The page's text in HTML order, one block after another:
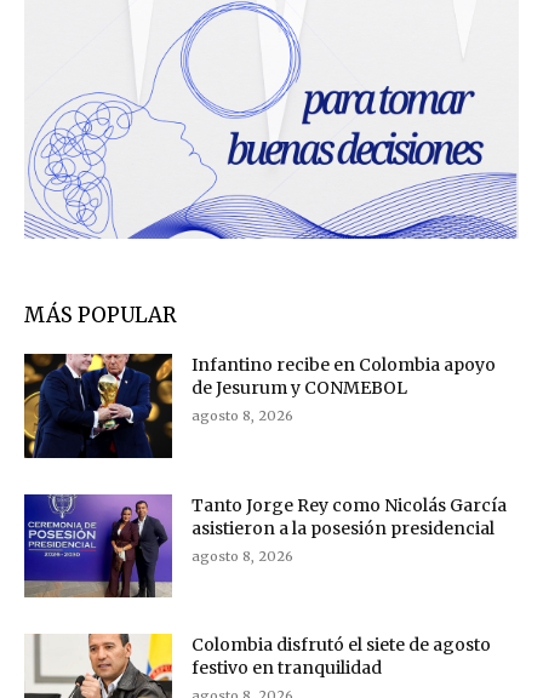
MÁS POPULAR
Infantino recibe en Colombia apoyo
de Jesurum y CONMEBOL
agosto 8, 2026
Tanto Jorge Rey como Nicolás García
asistieron a la posesión presidencial
agosto 8, 2026
Colombia disfrutó el siete de agosto
festivo en tranquilidad